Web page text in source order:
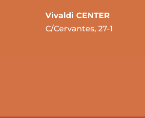
Vivaldi CENTER
C/Cervantes, 27-1